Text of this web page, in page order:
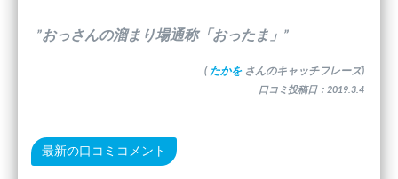
”おっさんの溜まり場通称「おったま」”
( たかを さんのキャッチフレーズ)
口コミ投稿日：2019.3.4
最新の口コミコメント